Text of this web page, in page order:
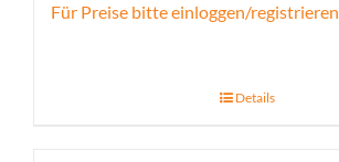
Für Preise bitte einloggen/registrieren
Details